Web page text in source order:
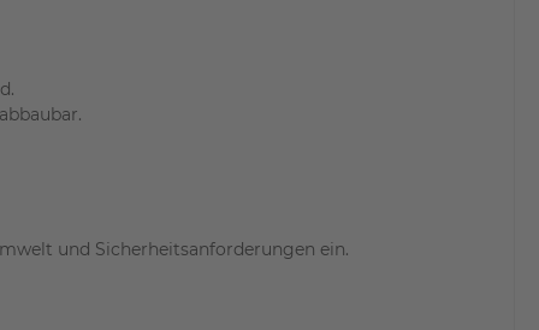
und Sicherheitsanforderungen ein.